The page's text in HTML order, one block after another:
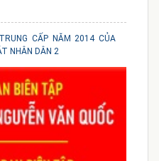
CẤP NĂM 2014 CỦA
NHÂN DÂN 2